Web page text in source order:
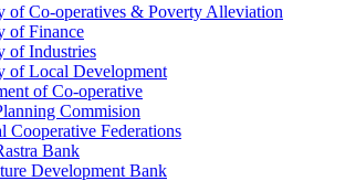
of Co-operatives & Poverty Alleviation
of Finance
of Industries
of Local Development
of Co-operative
Commision
Cooperative Federations
Bank
Development Bank